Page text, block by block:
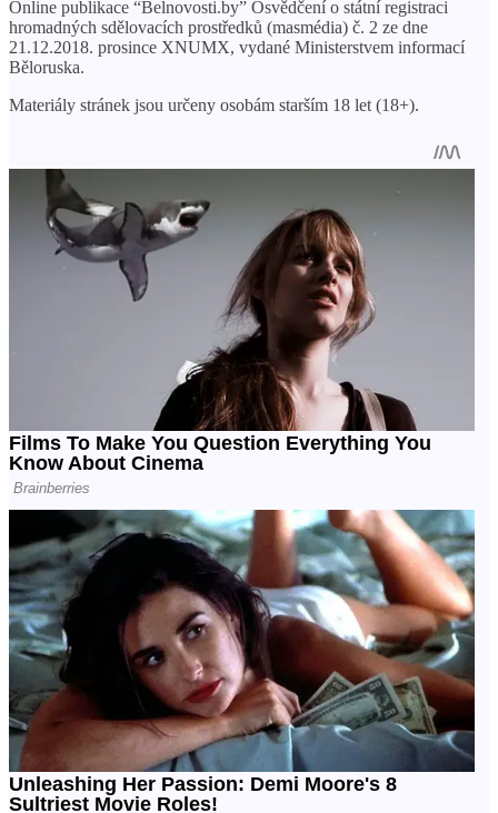
Online publikace “Belnovosti.by” Osvědčení o státní registraci
hromadných sdělovacích prostředků (masmédia) č. 2 ze dne
21.12.2018. prosince XNUMX, vydané Ministerstvem informací
Běloruska.
Materiály stránek jsou určeny osobám starším 18 let (18+).